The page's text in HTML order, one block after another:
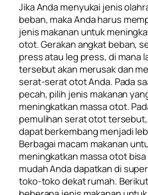
Jika Anda menyukai jenis
beban, maka Anda harus
jenis makanan untuk
otot. Gerakan angkat beban,
pressatau leg press, di mana
tersebut akan merusak dan
serat-serat otot Anda. Pada
pecah, pilih jenis makanan
meningkatkan massa otot.
pemulihan serat otot
dapat berkembang menjadi
Berbagai macam makanan
meningkatkan massa otot
mudah Anda dapatkan di
toko-toko dekat rumah.